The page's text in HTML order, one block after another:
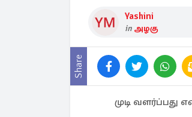
Yashini
in அழகு
Share
முடி